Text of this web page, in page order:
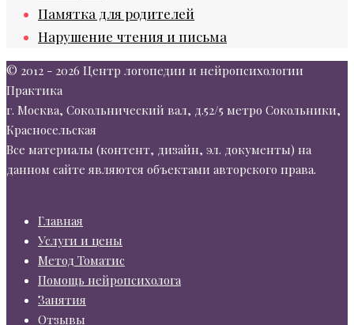
Памятка для родителей
Нарушение чтения и письма
© 2012 - 2026 Центр логопедии и нейропсихологии
Практика
г. Москва, Сокольнический вал, д.52/5 метро Сокольники,
Красносельская
Все материалы (контент, дизайн, эл. документы) на
данном сайте являются объектами авторского права.
Главная
Услуги и цены
Метод Томатис
Помощь нейропсихолога
Занятия
Отзывы